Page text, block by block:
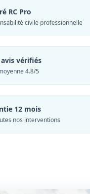
RC Pro
civile professionnelle
avis vérifiés
4.8/5
12 mois
nos interventions